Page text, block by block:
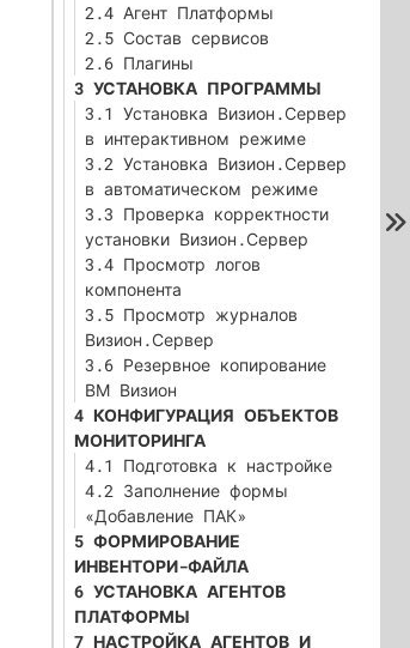
2.4 Агент Платформы
2.5 Состав сервисов
2.6 Плагины
3 УСТАНОВКА ПРОГРАММЫ
3.1 Установка Визион.Сервер
в интерактивном режиме
3.2 Установка Визион.Сервер
в автоматическом режиме
3.3 Проверка корректности
установки Визион.Сервер
3.4 Просмотр логов
компонента
3.5 Просмотр журналов
Визион.Сервер
3.6 Резервное копирование
ВМ Визион
4 КОНФИГУРАЦИЯ ОБЪЕКТОВ
МОНИТОРИНГА
4.1 Подготовка к настройке
4.2 Заполнение формы
«Добавление ПАК»
5 ФОРМИРОВАНИЕ
ИНВЕНТОРИ-ФАЙЛА
6 УСТАНОВКА АГЕНТОВ
ПЛАТФОРМЫ
7 НАСТРОЙКА АГЕНТОВ И